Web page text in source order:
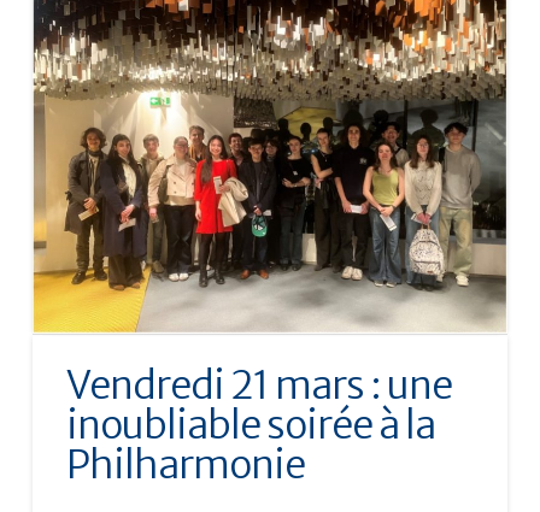
Vendredi 21 mars : une
inoubliable soirée à la
Philharmonie